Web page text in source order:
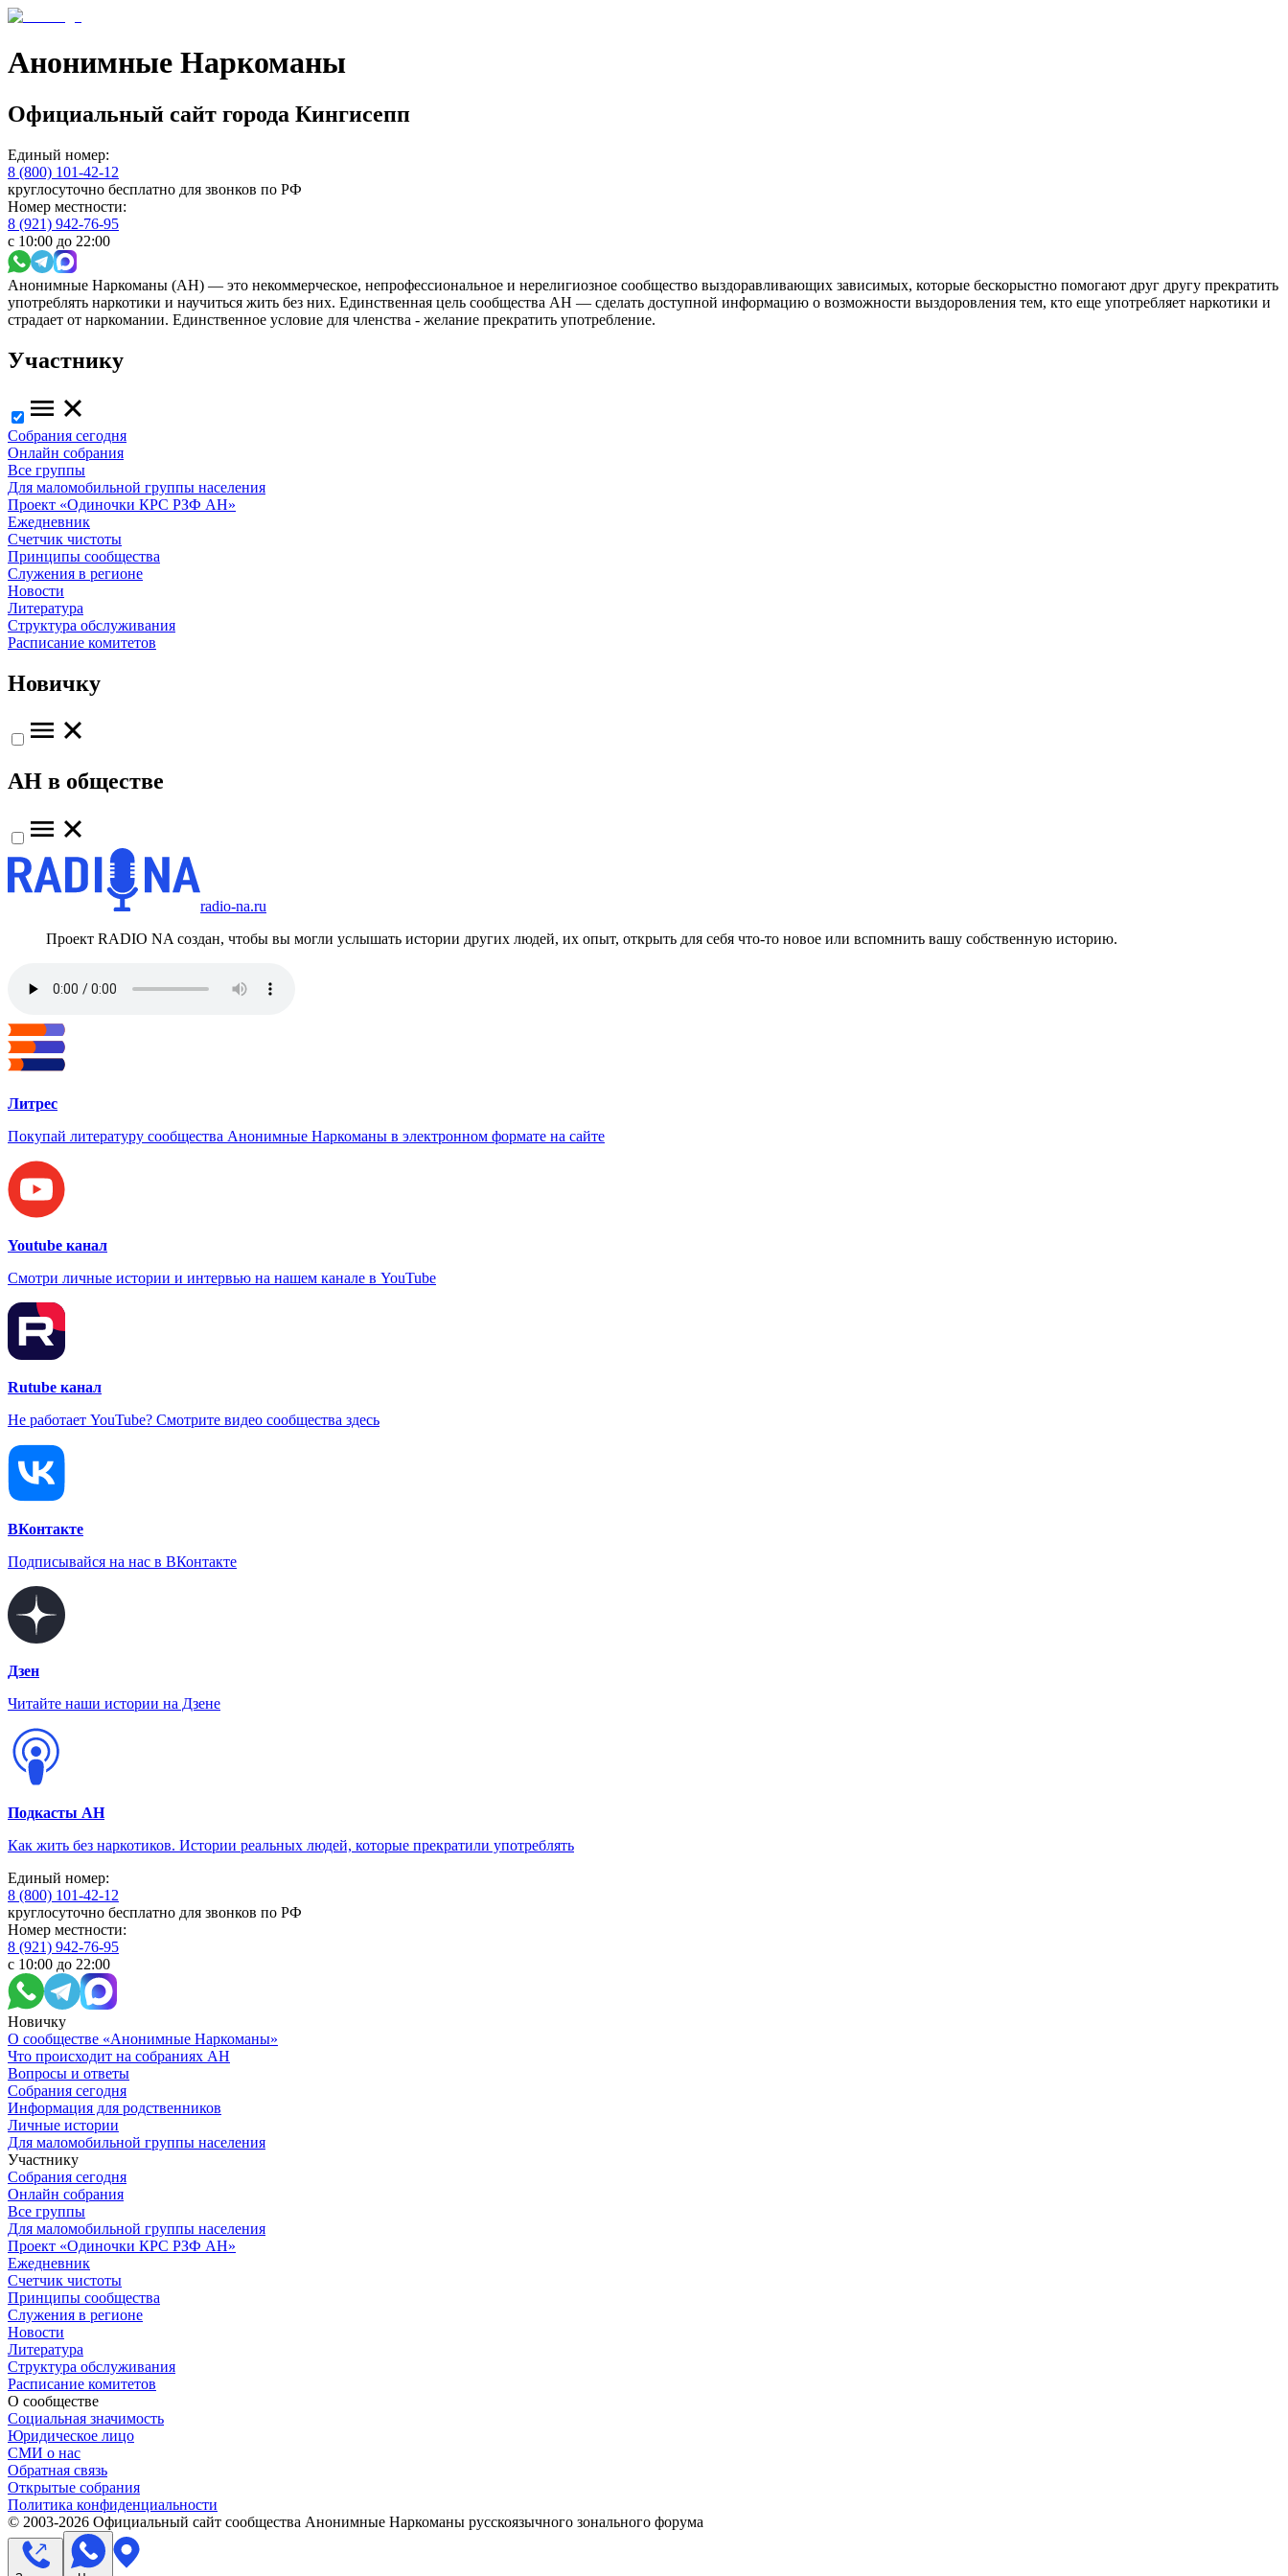
Анонимные Наркоманы
Официальный сайт города Кингисепп
Единый номер:
8 (800) 101-42-12
круглосуточно бесплатно для звонков по РФ
Номер местности:
8 (921) 942-76-95
с 10:00 до 22:00
Анонимные Наркоманы (АН) — это некоммерческое, непрофессиональное и нерелигиозное сообщество выздоравливающих зависимых, которые бескорыстно помогают друг другу прекратить
употреблять наркотики и научиться жить без них. Единственная цель сообщества АН — сделать доступной информацию о возможности выздоровления тем, кто еще употребляет наркотики и
страдает от наркомании. Единственное условие для членства - желание прекратить употребление.
Участнику
Собрания сегодня
Онлайн собрания
Все группы
Для маломобильной группы населения
Проект «Одиночки КРС РЗФ АН»
Ежедневник
Счетчик чистоты
Принципы сообщества
Служения в регионе
Новости
Литература
Структура обслуживания
Расписание комитетов
Новичку
АН в обществе
radio-na.ru
Проект RADIO NA создан, чтобы вы могли услышать истории других людей, их опыт, открыть для себя что-то новое или вспомнить вашу собственную историю.
Литрес
Покупай литературу сообщества Анонимные Наркоманы в электронном формате на сайте
Youtube канал
Смотри личные истории и интервью на нашем канале в YouTube
Rutube канал
Не работает YouTube? Смотрите видео сообщества здесь
ВКонтакте
Подписывайся на нас в ВКонтакте
Дзен
Читайте наши истории на Дзене
Подкасты АН
Как жить без наркотиков. Истории реальных людей, которые прекратили употреблять
Единый номер:
8 (800) 101-42-12
круглосуточно бесплатно для звонков по РФ
Номер местности:
8 (921) 942-76-95
с 10:00 до 22:00
Новичку
О сообществе «Анонимные Наркоманы»
Что происходит на собраниях АН
Вопросы и ответы
Собрания сегодня
Информация для родственников
Личные истории
Для маломобильной группы населения
Участнику
Собрания сегодня
Онлайн собрания
Все группы
Для маломобильной группы населения
Проект «Одиночки КРС РЗФ АН»
Ежедневник
Счетчик чистоты
Принципы сообщества
Служения в регионе
Новости
Литература
Структура обслуживания
Расписание комитетов
О сообществе
Социальная значимость
Юридическое лицо
СМИ о нас
Обратная связь
Открытые собрания
Политика конфиденциальности
© 2003-2026 Официальный сайт сообщества Анонимные Наркоманы русскоязычного зонального форума